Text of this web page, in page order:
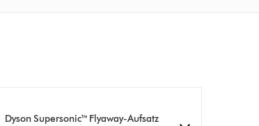
Dyson Supersonic™ Flyaway-Aufsatz